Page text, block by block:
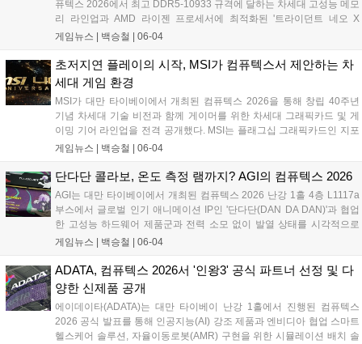
퓨텍스 2026에서 최고 DDR5-10933 규격에 달하는 차세대 고성능 메모
리 라인업과 AMD 라이젠 프로세서에 최적화된 '트라이던트 네오 X
RGB' 시리즈를 대거 공개했다. 지스킬은 난강 1홀 메인 부스에 '익스트
위한 메모리 오버클럭 대회를 진행했다. 브랜드의 오버클럭 기술 제고
방향성을 보여주는 이번 전시에서는 고사양 게임 환경과 극한의 연산 환
경을 겨냥한 다채로운 튜닝 PC 및 고성능 메모리가 구동되는 모습이 실
시간으로 시연됐다....
게임뉴스 | 백승철 06-04
초저지연 플레이의 시작, MSI가 컴퓨텍스서 제안하는 차
세대 게임 환경
MSI가 대만 타이베이에서 개최된 컴퓨텍스 2026을 통해 창립 40주년
기념 차세대 기술 비전과 함께 게이머를 위한 차세대 그래픽카드 및 게
이밍 기어 라인업을 전격 공개했다. MSI는 플래그십 그래픽카드인 지포
스 RTX 5090 32G 라이트닝 Z를 비롯해 초저지연 입력 환경을 지원하는
WiFi 7 게이밍 라우터 등을 선보이며 게임 플레이 환경 최적화를 위한 풀
스택 통합 역량을 입증했다....
게임뉴스 | 백승철 06-04
단다단 콜라보, 온도 측정 램까지? AGI의 컴퓨텍스 2026
AGI는 대만 타이베이에서 개최된 컴퓨텍스 2026 난강 1홀 4층 L1117a
부스에서 글로벌 인기 애니메이션 IP인 '단다단(DAN DA DAN)'과 협업
한 고성능 하드웨어 제품군과 전력 소모 없이 발열 상태를 시각적으로
확인할 수 있는 '큐 시리즈 서모크로믹 테크' 색상 감지 방열판 기술을 공
SSD 라인업은 게이머들의 시스템 로딩 속도 단축 및 안정적인 발열 제
어 환경을 제공할 것으로 기대된다....
게임뉴스 | 백승철 06-04
ADATA, 컴퓨텍스 2026서 '인왕3' 공식 파트너 선정 및 다
양한 신제품 공개
에이데이타(ADATA)는 대만 타이베이 난강 1홀에서 진행된 컴퓨텍스
2026 공식 발표를 통해 인공지능(AI) 강조 제품과 엔비디아 협업 스마트
헬스케어 솔루션, 자율이동로봇(AMR) 구현을 위한 시뮬레이션 배치 솔